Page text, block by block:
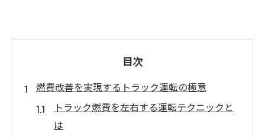
目次
燃費改善を実現するトラック運転の極意
トラック燃費を左右する運転テクニックと
は